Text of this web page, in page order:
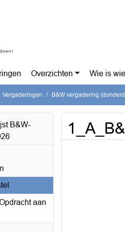
Overzichten Wie is wie
Vergaderingen B&W vergadering
B&W-
aan